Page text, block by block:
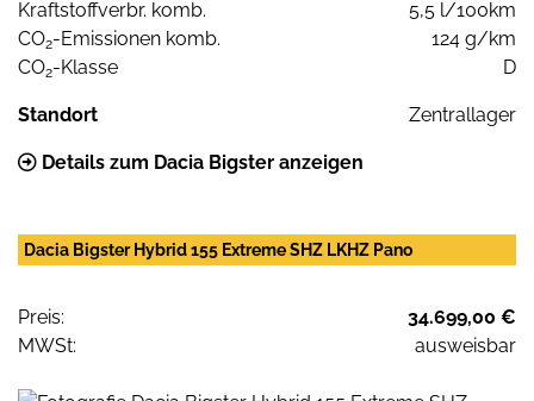
Kraftstoffverbr. komb.
5,5 l/100km
CO2-Emissionen komb.
124 g/km
CO2-Klasse D
Standort Zentrallager
Details zum Dacia Bigster anzeigen
Dacia Bigster Hybrid 155 Extreme SHZ LKHZ Pano
Preis:
34.699,00 €
MWSt:
ausweisbar